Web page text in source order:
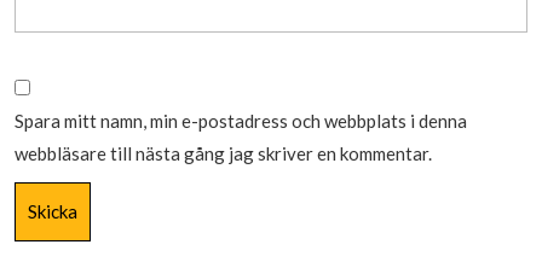
Spara mitt namn, min e-postadress och webbplats i denna
webbläsare till nästa gång jag skriver en kommentar.